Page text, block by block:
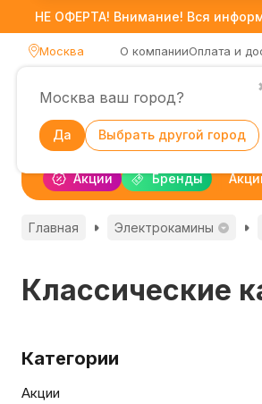
НЕ ОФЕРТА! Внимание! Вся
Москва
Москва ваш город?
Да Выбрать другой город
О компанииОплата и
Акции Бренды
Главная Электрокамины
Классические
Категории
Акции